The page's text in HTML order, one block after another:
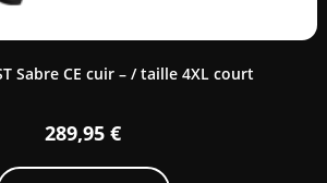
Sabre CE cuir – / taille 4XL court
289,95 €